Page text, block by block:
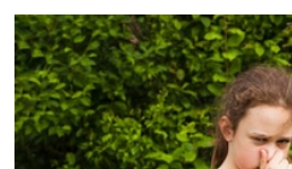
Офтальмологічне відділення
Проктологія
Пульмонологія